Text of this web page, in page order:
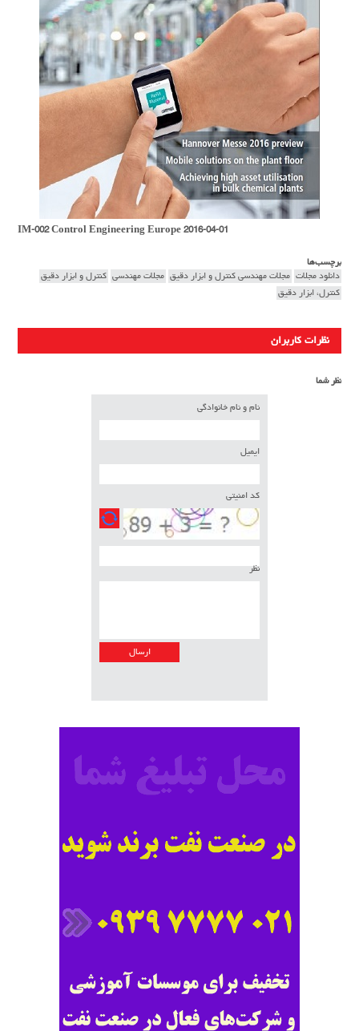
IM-002 Control Engineering Europe 2016-04-01
برچسب‌ها
دانلود مجلات مجلات مهندسی کنترل و ابزار دقیق مجلات مهندسی کنترل و ابزار دقیق
کنترل، ابزار دقیق
نظرات کاربران
نظر شما
نام و نام خانوادگی
ایمیل
کد امنیتی
نظر